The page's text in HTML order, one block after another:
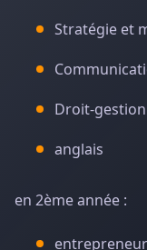
Stratégie et
Droit-
anglais
en 2ème année :